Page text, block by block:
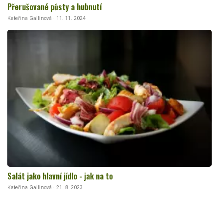
Přerušované půsty a hubnutí
Kateřina Gallinová · 11. 11. 2024
Salát jako hlavní jídlo - jak na to
Kateřina Gallinová · 21. 8. 2023